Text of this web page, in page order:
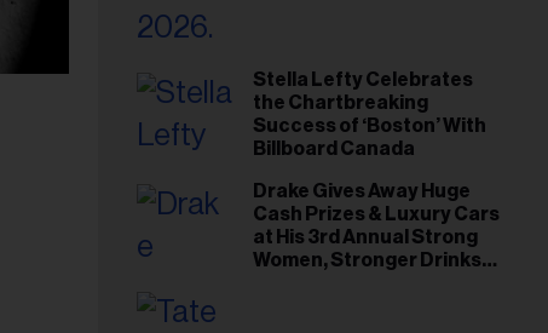
Stella Lefty Celebrates
the Chartbreaking
Success of ‘Boston’ With
Billboard Canada
Drake Gives Away Huge
Cash Prizes & Luxury Cars
at His 3rd Annual Strong
Women, Stronger Drinks